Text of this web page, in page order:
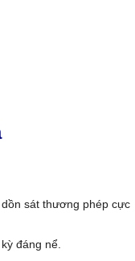
sát thương phép cực
đáng nể.